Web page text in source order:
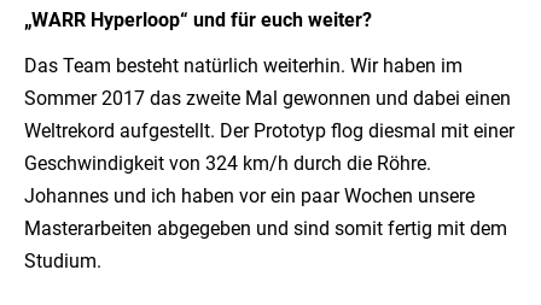
„WARR Hyperloop“ und für euch weiter?
Das Team besteht natürlich weiterhin. Wir haben im
Sommer 2017 das zweite Mal gewonnen und dabei einen
Weltrekord aufgestellt. Der Prototyp flog diesmal mit einer
Geschwindigkeit von 324 km/h durch die Röhre.
Johannes und ich haben vor ein paar Wochen unsere
Masterarbeiten abgegeben und sind somit fertig mit dem
Studium.